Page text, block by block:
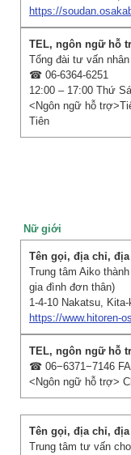
https://
Tổng đài tư vấn
☎ 06-6364-6251
12:00 – 17:00 Thứ
<Ngôn ngữ hỗ
Tiên
Nữ giới
Trung tâm Aiko
gia đình đơn thân)
1-4-10 Nakatsu, Kita-
https://www.hitoren-
☎ 06−6371−7146
<Ngôn ngữ hỗ trợ>
Trung tâm tư vấn